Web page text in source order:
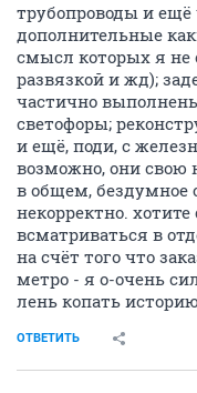
трубопроводы и ещё
дополнительные
смысл которых я
развязкой и жд);
частично
светофоры;
и ещё, поди, с
возможно, они свою
в общем, бездумное
некорректно.
всматриваться в
на счёт того что
метро - я о-очень
лень копать
ОТВЕТИТЬ